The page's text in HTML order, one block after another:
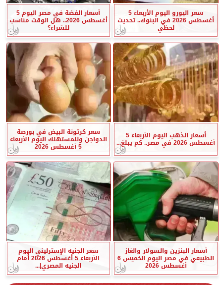
سعر اليورو اليوم الأربعاء 5
أغسطس 2026 في البنوك.. تحديث
لحظي
أسعار الفضة في مصر اليوم 5
أغسطس 2026.. هل الوقت مناسب
للشراء؟
أسعار الذهب اليوم الأربعاء 5
أغسطس 2026 في مصر.. كم يبلغ...
سعر كرتونة البيض في بورصة
الدواجن وللمستهلك اليوم الأربعاء
5 أغسطس 2026
أسعار البنزين والسولار والغاز
الطبيعي في مصر اليوم الخميس 6
أغسطس 2026
سعر الجنيه الإسترليني اليوم
الأربعاء 5 أغسطس 2026 أمام
الجنيه المصري|...